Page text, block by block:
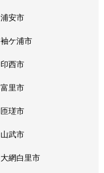
浦安市
袖ケ浦市
印西市
富里市
匝瑳市
山武市
大網白里市